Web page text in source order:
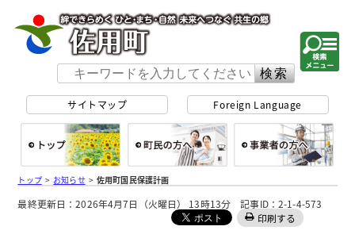
サイトマップ Foreign Language
総合トップ
トップ> お知らせ>佐用町国民保護計画
最終更新日：2026年4月7日（火曜日） 13時13分 記事ID：2-1-4-573
印刷する